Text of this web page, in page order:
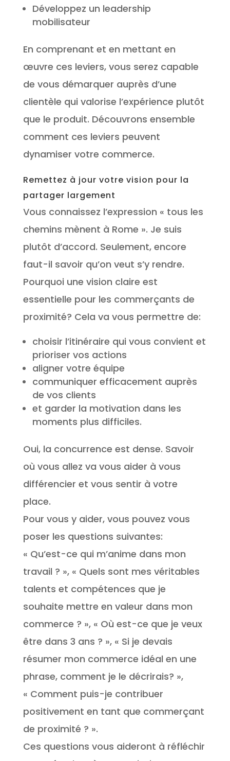
Développez un leadership
mobilisateur
En comprenant et en mettant en
œuvre ces leviers, vous serez capable
de vous démarquer auprès d’une
clientèle qui valorise l’expérience plutôt
que le produit. Découvrons ensemble
comment ces leviers peuvent
dynamiser votre commerce.
Remettez à jour votre vision pour la
partager largement
Vous connaissez l’expression « tous les
chemins mènent à Rome ». Je suis
plutôt d’accord. Seulement, encore
faut-il savoir qu’on veut s’y rendre.
Pourquoi une vision claire est
essentielle pour les commerçants de
proximité? Cela va vous permettre de:
choisir l’itinéraire qui vous convient et
prioriser vos actions
aligner votre équipe
communiquer efficacement auprès
de vos clients
et garder la motivation dans les
moments plus difficiles.
Oui, la concurrence est dense. Savoir
où vous allez va vous aider à vous
différencier et vous sentir à votre
place.
Pour vous y aider, vous pouvez vous
poser les questions suivantes:
« Qu’est-ce qui m’anime dans mon
travail ? », « Quels sont mes véritables
talents et compétences que je
souhaite mettre en valeur dans mon
commerce ? », « Où est-ce que je veux
être dans 3 ans ? », « Si je devais
résumer mon commerce idéal en une
phrase, comment je le décrirais? »,
« Comment puis-je contribuer
positivement en tant que commerçant
de proximité ? ».
Ces questions vous aideront à réfléchir